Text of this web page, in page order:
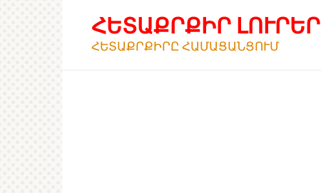
ՀԵՏԱՔՐՔԻՐ ԼՈՒՐԵՐ
ՀԵՏԱՔՐՔԻՐԸ ՀԱՄԱՑԱՆՑՈՒՄ